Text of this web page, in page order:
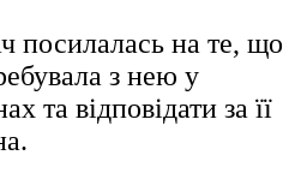
посилалась на те, що
з нею у
та відповідати за її